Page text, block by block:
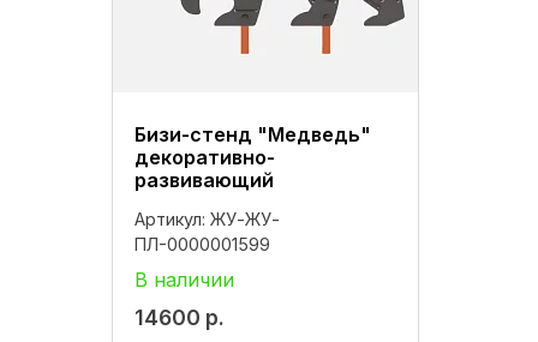
Бизи-стенд "Медведь"
декоративно-
развивающий
Артикул: ЖУ-ЖУ-
ПЛ-0000001599
В наличии
14600 р.